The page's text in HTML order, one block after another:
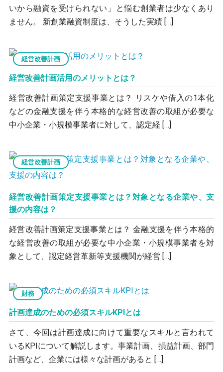
いから融資を受けられない」と悩む創業者は少なくあり
ません。 新創業融資制度は、そうした実績 […]
経営改善計画
経営改善計画活用のメリットとは？
経営改善計画策定支援事業とは？ リスケや借入の1本化
などの金融支援を伴う本格的な経営改善の取組が必要な
中小企業・小規模事業者に対して、認定経 […]
経営改善計画
経営改善計画策定支援事業とは？対象となる企業や、支
援の内容は？
経営改善計画策定支援事業とは？ 金融支援を伴う本格的
な経営改善の取組が必要な中小企業・小規模事業者を対
象として、認定経営革新等支援機関が経営 […]
財務
計画達成のための必須スキルKPIとは
さて、今回は計画達成に向けて重要なスキルと言われて
いるKPIについて解説します。事業計画、損益計画、部門
計画など、企業には様々な計画があると […]